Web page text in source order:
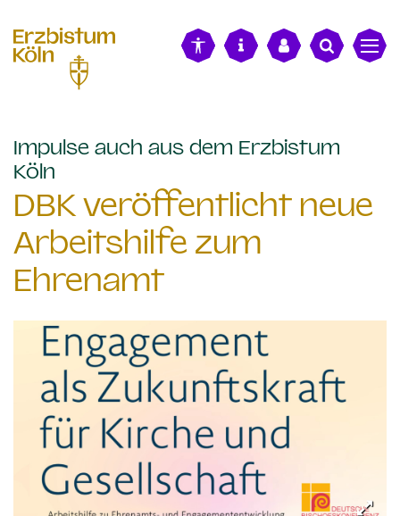
Impulse auch aus dem Erzbistum
Köln
DBK veröffentlicht neue
Arbeitshilfe zum
Ehrenamt